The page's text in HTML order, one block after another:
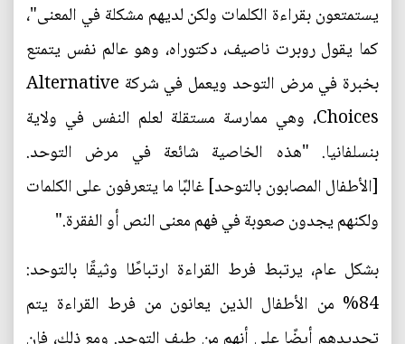
يستمتعون بقراءة الكلمات ولكن لديهم مشكلة في المعنى"،
كما يقول روبرت ناصيف، دكتوراه، وهو عالم نفس يتمتع
بخبرة في مرض التوحد ويعمل في شركة Alternative
Choices، وهي ممارسة مستقلة لعلم النفس في ولاية
بنسلفانيا. "هذه الخاصية شائعة في مرض التوحد.
[الأطفال المصابون بالتوحد] غالبًا ما يتعرفون على الكلمات
ولكنهم يجدون صعوبة في فهم معنى النص أو الفقرة."
بشكل عام، يرتبط فرط القراءة ارتباطًا وثيقًا بالتوحد:
84% من الأطفال الذين يعانون من فرط القراءة يتم